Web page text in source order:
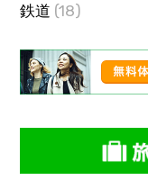
鉄道 (18)